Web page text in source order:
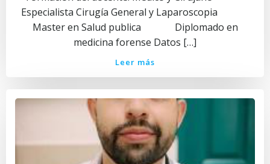
Especialista Cirugía General y Laparoscopia
Master en Salud publica Diplomado en
medicina forense Datos […]
Leer más